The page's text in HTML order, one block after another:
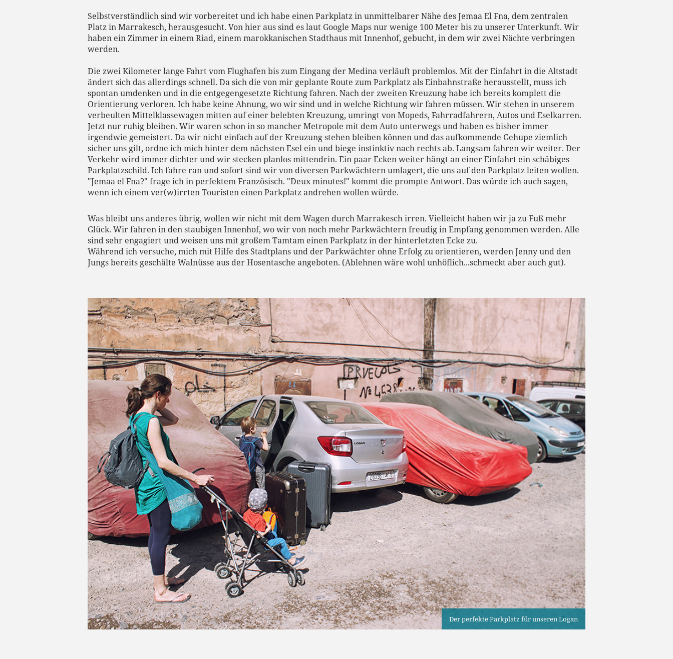
Selbstverständlich sind wir vorbereitet und ich habe einen Parkplatz in unmittelbarer Nähe des Jemaa El Fna, dem zentralen
Platz in Marrakesch, herausgesucht. Von hier aus sind es laut Google Maps nur wenige 100 Meter bis zu unserer Unterkunft. Wir
haben ein Zimmer in einem Riad, einem marokkanischen Stadthaus mit Innenhof, gebucht, in dem wir zwei Nächte verbringen
werden.
Die zwei Kilometer lange Fahrt vom Flughafen bis zum Eingang der Medina verläuft problemlos. Mit der Einfahrt in die Altstadt
ändert sich das allerdings schnell. Da sich die von mir geplante Route zum Parkplatz als Einbahnstraße herausstellt, muss ich
spontan umdenken und in die entgegengesetzte Richtung fahren. Nach der zweiten Kreuzung habe ich bereits komplett die
Orientierung verloren. Ich habe keine Ahnung, wo wir sind und in welche Richtung wir fahren müssen. Wir stehen in unserem
verbeulten Mittelklassewagen mitten auf einer belebten Kreuzung, umringt von Mopeds, Fahrradfahrern, Autos und Eselkarren.
Jetzt nur ruhig bleiben. Wir waren schon in so mancher Metropole mit dem Auto unterwegs und haben es bisher immer
irgendwie gemeistert. Da wir nicht einfach auf der Kreuzung stehen bleiben können und das aufkommende Gehupe ziemlich
sicher uns gilt, ordne ich mich hinter dem nächsten Esel ein und biege instinktiv nach rechts ab. Langsam fahren wir weiter. Der
Verkehr wird immer dichter und wir stecken planlos mittendrin. Ein paar Ecken weiter hängt an einer Einfahrt ein schäbiges
Parkplatzschild. Ich fahre ran und sofort sind wir von diversen Parkwächtern umlagert, die uns auf den Parkplatz leiten wollen.
"Jemaa el Fna?" frage ich in perfektem Französisch. "Deux minutes!" kommt die prompte Antwort. Das würde ich auch sagen,
wenn ich einem ver(w)irrten Touristen einen Parkplatz andrehen wollen würde.
Was bleibt uns anderes übrig, wollen wir nicht mit dem Wagen durch Marrakesch irren. Vielleicht haben wir ja zu Fuß mehr
Glück. Wir fahren in den staubigen Innenhof, wo wir von noch mehr Parkwächtern freudig in Empfang genommen werden. Alle
sind sehr engagiert und weisen uns mit großem Tamtam einen Parkplatz in der hinterletzten Ecke zu.
Während ich versuche, mich mit Hilfe des Stadtplans und der Parkwächter ohne Erfolg zu orientieren, werden Jenny und den
Jungs bereits geschälte Walnüsse aus der Hosentasche angeboten. (Ablehnen wäre wohl unhöflich...schmeckt aber auch gut).
Der perfekte Parkplatz für unseren Logan